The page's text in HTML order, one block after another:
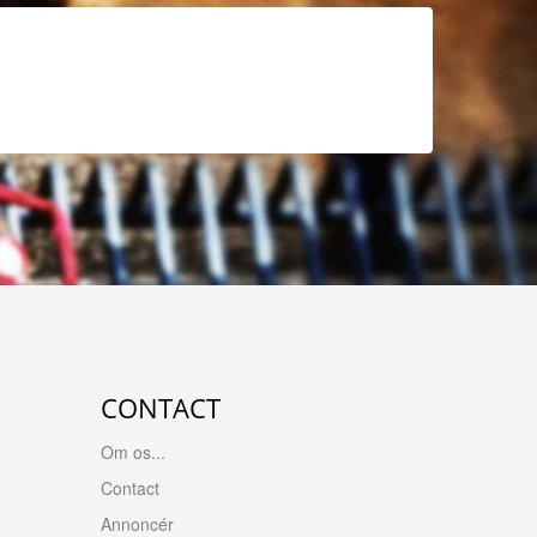
CONTACT
Om os...
Contact
Annoncér